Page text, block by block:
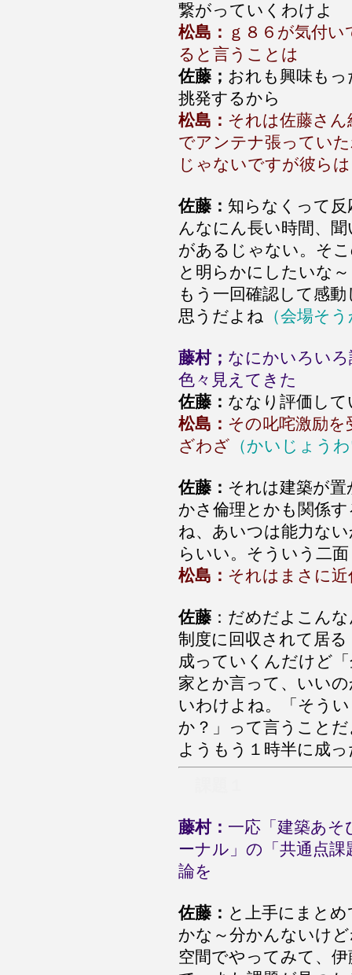
繋がっていくわけよ
松島： ｇ８６が気付い
ると言うことは
佐藤； おれも興味もっ
挑発するから
松島： それは佐藤さん
でアンテナ張ってい
じゃないですが彼ら
佐藤： 知らなくって
んなにん長い時間、
があるじゃない。そ
と明らかにしたいな
もう一回確認して感
思うだよね （会場そ
藤村； なにかいろい
色々見えてきた
佐藤： ななり評価し
松島： その叱咤激励
ざわざ （かいじょう
佐藤： それは建築が
かさ倫理とかも関係
ね、あいつは能力な
らいい。そういう二
松島： それはまさに
佐藤 ：だめだよこん
制度に回収されて居
成っていくんだけど
家とか言って、いい
いわけよね。「そう
か？」って言うこと
ようもう１時半に成
藤村： 一応「建築あ
ーナル」の「共通点
論を
佐藤： と上手にまと
かな～分かんないけ
空間でやってみて、